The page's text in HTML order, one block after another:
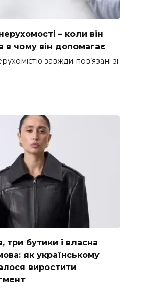
– коли він
в чому він допомагає
завжди пов’язані зі
три бутики і власна
як українському
виростити